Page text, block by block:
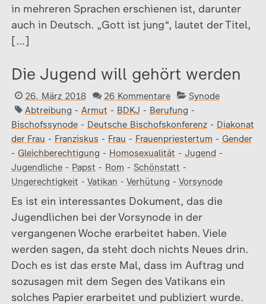
in mehreren Sprachen erschienen ist, darunter
auch in Deutsch. „Gott ist jung“, lautet der Titel,
[…]
Die Jugend will gehört werden
26. März 2018 26 Kommentare
Synode
Abtreibung - Armut - BDKJ - Berufung -
Bischofssynode- Deutsche Bischofskonferenz- Diakonat
der Frau - Franziskus - Frau - Frauenpriestertum - Gender
- Gleichberechtigung - Homosexualität - Jugend -
Jugendliche- Papst - Rom - Schönstatt -
Ungerechtigkeit - Vatikan - Verhütung - Vorsynode
Es ist ein interessantes Dokument, das die
Jugendlichen bei der Vorsynode in der
vergangenen Woche erarbeitet haben. Viele
werden sagen, da steht doch nichts Neues drin.
Doch es ist das erste Mal, dass im Auftrag und
sozusagen mit dem Segen des Vatikans ein
solches Papier erarbeitet und publiziert wurde.